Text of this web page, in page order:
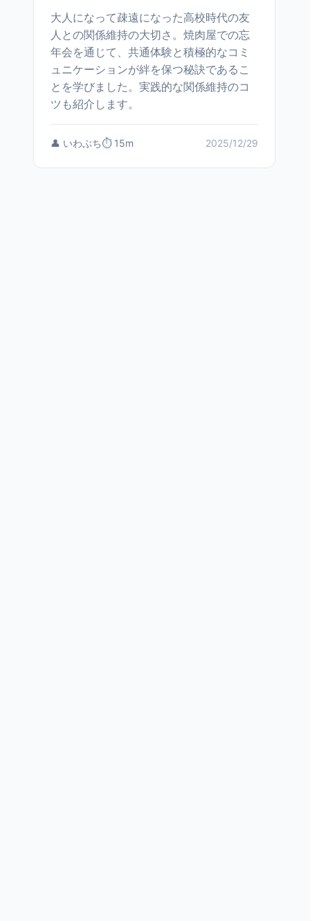
大人になって疎遠になった高校時代の友
人との関係維持の大切さ。焼肉屋での忘
年会を通じて、共通体験と積極的なコミ
ュニケーションが絆を保つ秘訣であるこ
とを学びました。実践的な関係維持のコ
ツも紹介します。
👤 いわぶち⏱️ 15m 2025/12/29